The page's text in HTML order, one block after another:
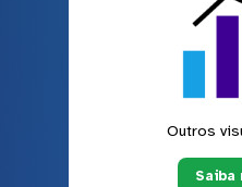
Outros
Saiba